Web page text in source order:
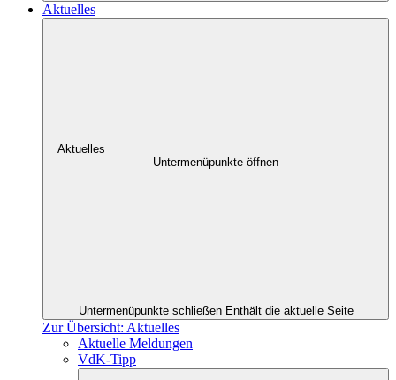
Aktuelles
Aktuelles
Untermenüpunkte öffnen
Untermenüpunkte schließen Enthält die aktuelle Seite
Zur Übersicht: Aktuelles
Aktuelle Meldungen
VdK-Tipp